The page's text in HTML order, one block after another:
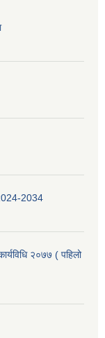
2034
२०७७ ( पहिलो